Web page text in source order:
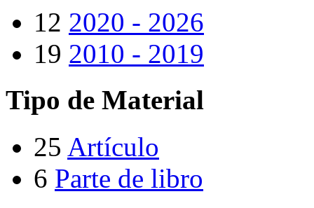
12 2020 - 2026
19 2010 - 2019
Tipo de Material
25 Artículo
6 Parte de libro